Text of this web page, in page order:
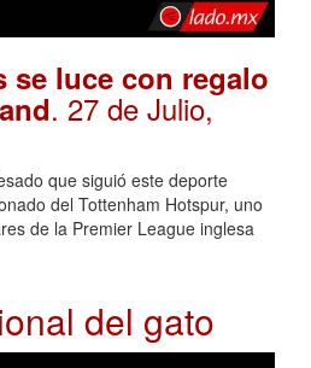
se luce con regalo
. 27 de Julio,
que siguió este deporte
del Tottenham Hotspur, uno
de la Premier League inglesa
del gato